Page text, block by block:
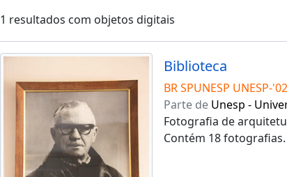
1 resultados com objetos digitais
Biblioteca
BR SPUNESP UNESP-
Parte de Unesp -
Fotografia de
Contém 18